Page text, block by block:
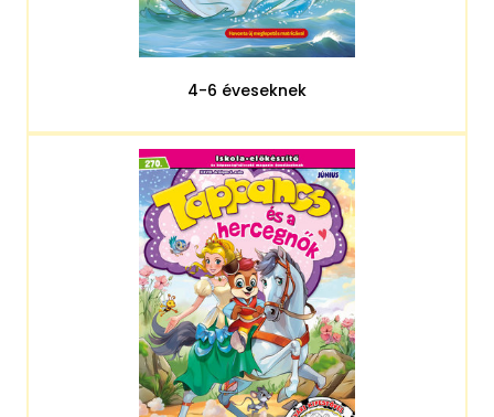
4-6 éveseknek